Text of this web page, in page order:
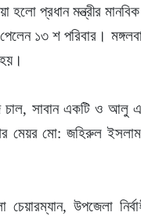
হলো প্রধান মন্ত্রীর
পেলেন ১৩ শ পরিবার।
সাবান একটি ও আলু
মো: জহিরুল ইসলাম
উপজেলা